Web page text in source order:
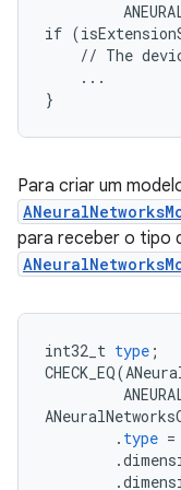
if
// The
    ...
Para criar um
para receber o tipo
int32_t type ;
CHECK_EQ(
. type =
.
.